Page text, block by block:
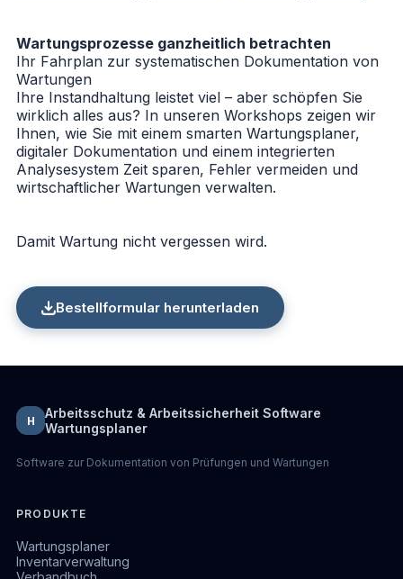
Wartungsprozesse ganzheitlich betrachten
Ihr Fahrplan zur systematischen Dokumentation von
Wartungen
Ihre Instandhaltung leistet viel – aber schöpfen Sie
wirklich alles aus? In unseren Workshops zeigen wir
Ihnen, wie Sie mit einem smarten Wartungsplaner,
digitaler Dokumentation und einem integrierten
Analysesystem Zeit sparen, Fehler vermeiden und
wirtschaftlicher Wartungen verwalten.
Damit Wartung nicht vergessen wird.
Bestellformular herunterladen
H
Arbeitsschutz & Arbeitssicherheit Software
Wartungsplaner
Software zur Dokumentation von Prüfungen und Wartungen
PRODUKTE
Wartungsplaner
Inventarverwaltung